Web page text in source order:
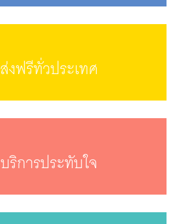
ส่งฟรีทั่วประเทศ
บริการประทับใจ